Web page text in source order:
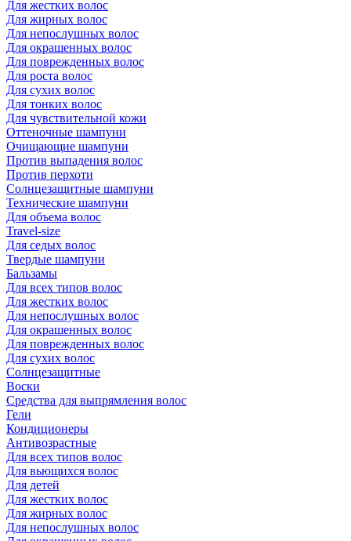
Для жестких волос
Для жирных волос
Для непослушных волос
Для окрашенных волос
Для поврежденных волос
Для роста волос
Для сухих волос
Для тонких волос
Для чувствительной кожи
Оттеночные шампуни
Очищающие шампуни
Против выпадения волос
Против перхоти
Солнцезащитные шампуни
Технические шампуни
Для объема волос
Travel-size
Для седых волос
Твердые шампуни
Бальзамы
Для всех типов волос
Для жестких волос
Для непослушных волос
Для окрашенных волос
Для поврежденных волос
Для сухих волос
Солнцезащитные
Воски
Средства для выпрямления волос
Гели
Кондиционеры
Антивозрастные
Для всех типов волос
Для вьющихся волос
Для детей
Для жестких волос
Для жирных волос
Для непослушных волос